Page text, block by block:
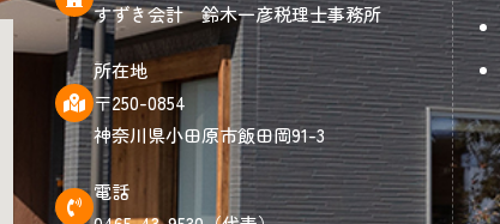
すずき会計 鈴木一彦税理士事務所
所在地
〒250-0854
神奈川県小田原市飯田岡91-3
電話